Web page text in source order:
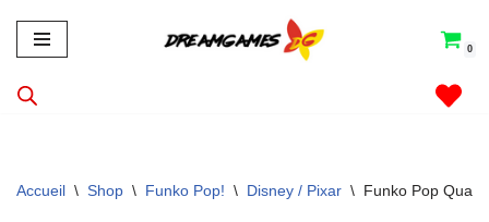
Aller
au
contenu
0
Accueil \ Shop \ Funko Pop! \ Disney / Pixar \ Funko Pop